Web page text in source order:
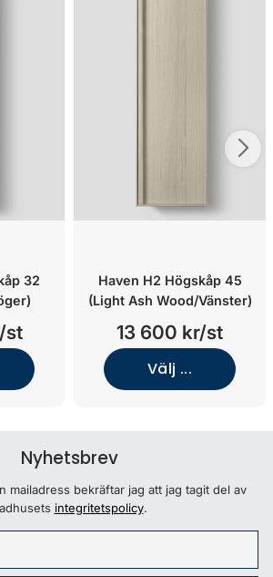
32
st
Haven H2 Högskåp 45
(Light Ash Wood/Vänster)
13 600 kr/st
Välj ...
Nyhetsbrev
mailadress bekräftar jag att jag tagit del av
integritetspolicy.